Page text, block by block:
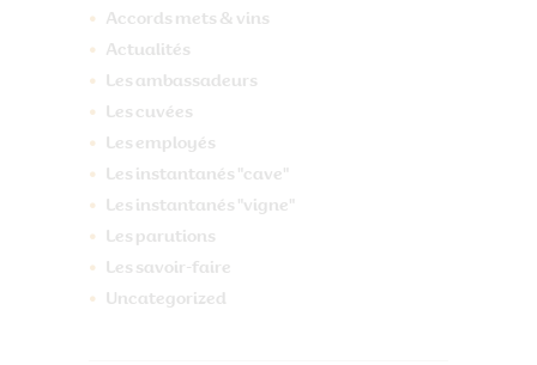
Accords mets & vins
Actualités
Les ambassadeurs
Les cuvées
Les employés
Les instantanés "cave"
Les instantanés "vigne"
Les parutions
Les savoir-faire
Uncategorized